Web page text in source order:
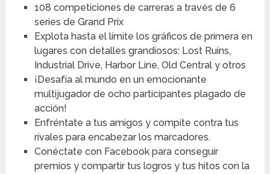
108 competiciones de carreras a través de 6
series de Grand Prix
Explota hasta el límite los gráficos de primera en
lugares con detalles grandiosos: Lost Ruins,
Industrial Drive, Harbor Line, Old Central y otros
¡Desafía al mundo en un emocionante
multijugador de ocho participantes plagado de
acción!
Enfréntate a tus amigos y compite contra tus
rivales para encabezar los marcadores.
Conéctate con Facebook para conseguir
premios y compartir tus logros y tus hitos con la